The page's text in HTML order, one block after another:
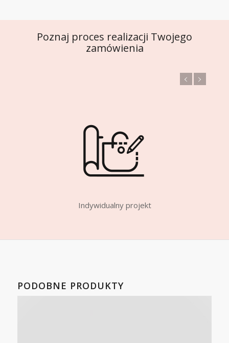
Poznaj proces realizacji Twojego
zamówienia
Indywidualny projekt
PODOBNE PRODUKTY